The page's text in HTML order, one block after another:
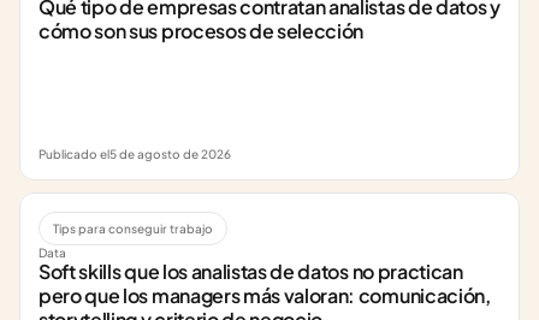
Qué tipo de empresas contratan analistas de datos y
cómo son sus procesos de selección
Publicado el5 de agosto de 2026
Tips para conseguir trabajo
Data
Soft skills que los analistas de datos no practican
pero que los managers más valoran: comunicación,